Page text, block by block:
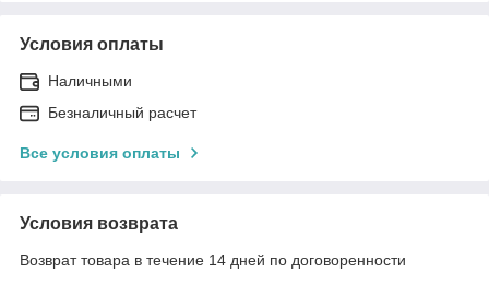
Условия оплаты
Наличными
Безналичный расчет
Все условия оплаты
Условия возврата
Возврат товара в течение 14 дней по договоренности